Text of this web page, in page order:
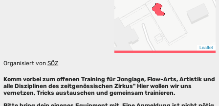
Leaflet
Organisiert vonSÖZ
Komm vorbei zum offenen Training für Jonglage, Flow-Arts, Artistik und
alle Disziplinen des zeitgenössischen Zirkus" Hier wollen wir uns
vernetzen, Tricks austauschen und gemeinsam trainieren.